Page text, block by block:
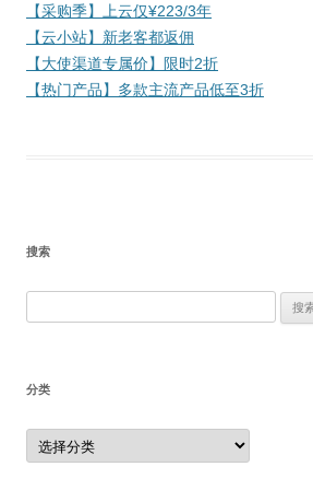
【采购季】上云仅¥223/3年
【云小站】新老客都返佣
【大使渠道专属价】限时2折
【热门产品】多款主流产品低至3折
搜索
分类
分
类